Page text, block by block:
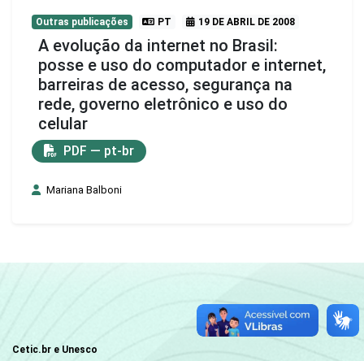
Outras publicações PT 19 DE ABRIL DE 2008
A evolução da internet no Brasil:
posse e uso do computador e internet,
barreiras de acesso, segurança na
rede, governo eletrônico e uso do
celular
PDF — pt-br
Mariana Balboni
Cetic.br e Unesco